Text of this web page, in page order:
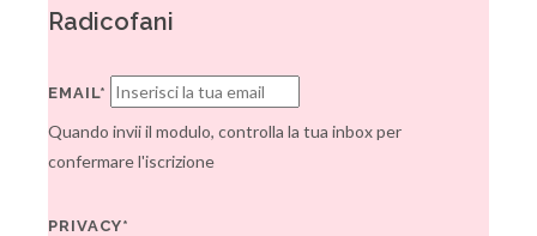
Radicofani
EMAIL*
Quando invii il modulo, controlla la tua inbox per
confermare l'iscrizione
PRIVACY*